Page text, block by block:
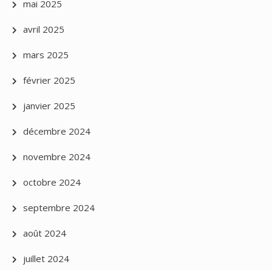
mai 2025
avril 2025
mars 2025
février 2025
janvier 2025
décembre 2024
novembre 2024
octobre 2024
septembre 2024
août 2024
juillet 2024